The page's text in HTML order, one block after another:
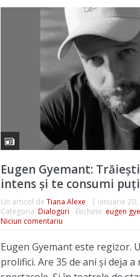
Eugen Gyemant:
intens și te consumi
Un articol de Tiana Alexe | ianuarie 20,
Categoria: Dialoguri Etichete: eugen
Niciun comentariu
Eugen Gyemant este regizor.
prolifici. Are 35 de ani și deja a